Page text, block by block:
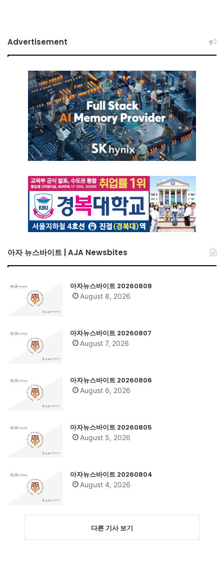
Advertisement
아자 뉴스바이트 | AJA Newsbites
아자뉴스바이트 20260808
August 8, 2026
아자뉴스바이트 20260807
August 7, 2026
아자뉴스바이트 20260806
August 6, 2026
아자뉴스바이트 20260805
August 5, 2026
아자뉴스바이트 20260804
August 4, 2026
다른 기사 보기